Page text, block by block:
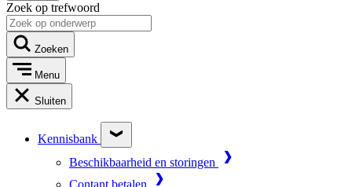
Zoek op trefwoord
Zoeken
Menu
Sluiten
Kennisbank
Beschikbaarheid en storingen
Contant betalen